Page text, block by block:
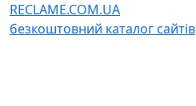
RECLAME.COM.UA
безкоштовний каталог сайтів